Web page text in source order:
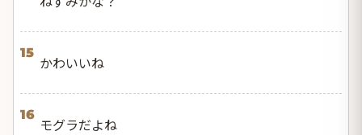
15
かわいいね
16
モグラだよね